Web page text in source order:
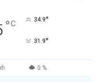
°C 34.9°
31.9°
0 %